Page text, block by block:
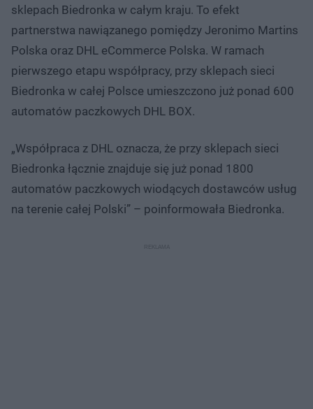
sklepach Biedronka w całym kraju. To efekt
partnerstwa nawiązanego pomiędzy Jeronimo Martins
Polska oraz DHL eCommerce Polska. W ramach
pierwszego etapu współpracy, przy sklepach sieci
Biedronka w całej Polsce umieszczono już ponad 600
automatów paczkowych DHL BOX.
„Współpraca z DHL oznacza, że przy sklepach sieci
Biedronka łącznie znajduje się już ponad 1800
automatów paczkowych wiodących dostawców usług
na terenie całej Polski” – poinformowała Biedronka.